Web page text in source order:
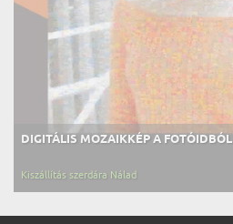
DIGITÁLIS MOZAIKKÉP A FOTÓIDBÓL
Kiszállítás szerdára Nálad